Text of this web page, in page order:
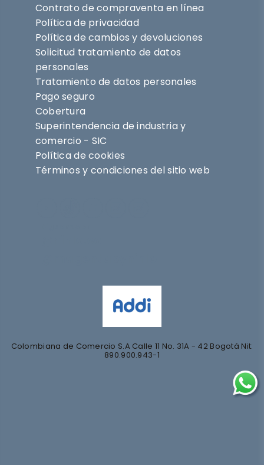
Contrato de compraventa en línea
Política de privacidad
Política de cambios y devoluciones
Solicitud tratamiento de datos
personales
Tratamiento de datos personales
Pago seguro
Cobertura
Superintendencia de industria y
comercio - SIC
Política de cookies
Términos y condiciones del sitio web
Colombiana de Comercio S.A Calle 11 No. 31A - 42 Bogotá Nit:
890.900.943-1